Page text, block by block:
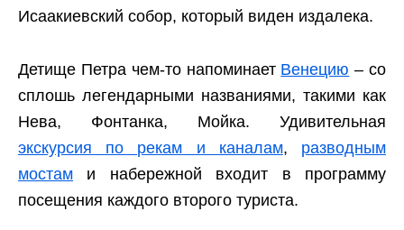
Исаакиевский собор, который виден издалека.
Детище Петра чем-то напоминает Венецию – со
сплошь легендарными названиями, такими как
Нева, Фонтанка, Мойка. Удивительная
экскурсия по рекам и каналам, разводным
мостам и набережной входит в программу
посещения каждого второго туриста.